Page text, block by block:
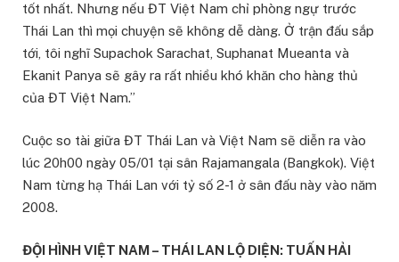
tốt nhất. Nhưng nếu ĐT Việt Nam chỉ phòng ngự trước
Thái Lan thì mọi chuyện sẽ không dễ dàng. Ở trận đấu sắp
tới, tôi nghĩ Supachok Sarachat, Suphanat Mueanta và
Ekanit Panya sẽ gây ra rất nhiều khó khăn cho hàng thủ
của ĐT Việt Nam.”
Cuộc so tài giữa ĐT Thái Lan và Việt Nam sẽ diễn ra vào
lúc 20h00 ngày 05/01 tại sân Rajamangala (Bangkok). Việt
Nam từng hạ Thái Lan với tỷ số 2-1 ở sân đấu này vào năm
2008.
ĐỘI HÌNH VIỆT NAM – THÁI LAN LỘ DIỆN: TUẤN HẢI